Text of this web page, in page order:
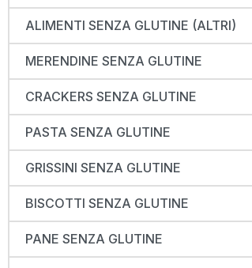
ALIMENTI SENZA GLUTINE (ALTRI)
MERENDINE SENZA GLUTINE
CRACKERS SENZA GLUTINE
PASTA SENZA GLUTINE
GRISSINI SENZA GLUTINE
BISCOTTI SENZA GLUTINE
PANE SENZA GLUTINE